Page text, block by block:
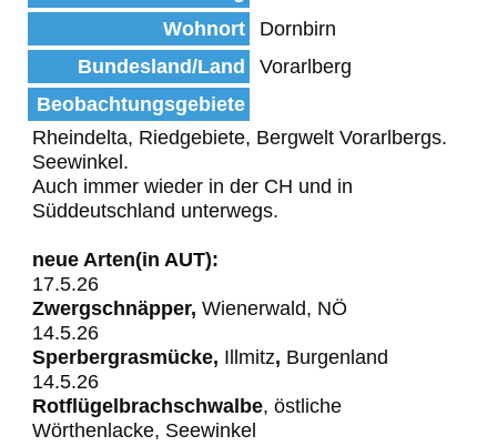
Wohnort
Dornbirn
Bundesland/Land
Vorarlberg
Beobachtungsgebiete
Rheindelta, Riedgebiete, Bergwelt Vorarlbergs.
Seewinkel.
Auch immer wieder in der CH und in
Süddeutschland unterwegs.
neue Arten(in AUT):
17.5.26
Zwergschnäpper, Wienerwald, NÖ
14.5.26
Sperbergrasmücke, Illmitz, Burgenland
14.5.26
Rotflügelbrachschwalbe, östliche
Wörthenlacke, Seewinkel